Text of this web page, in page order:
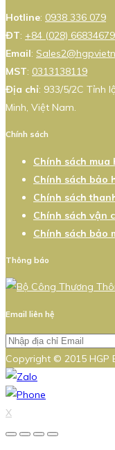
Hotline: 0938 336 079
ĐT: +84 (028) 66834679
Email:
MST: 0313138119
Địa chỉ: 933/5/2C Tỉnh
Minh, Việt Nam.
Chính sách
Chính sách mua
Chính sách bảo
Chính sách
Chính sách vận
Chính sách bảo
Thông báo
Email liên hệ
Copyright © 2015 HGP
X